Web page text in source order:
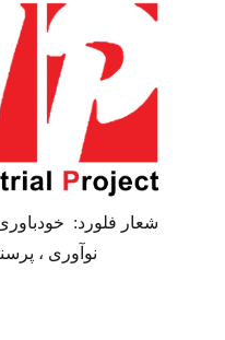
شعار فلورد: